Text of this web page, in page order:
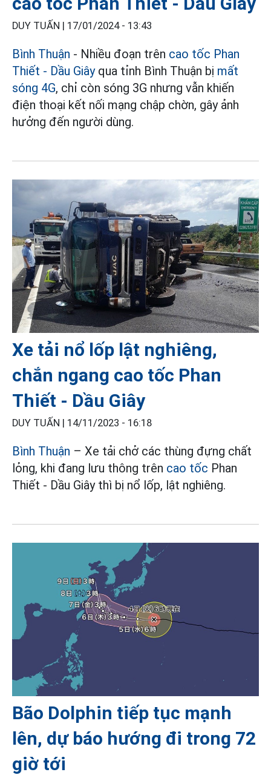
DUY TUẤN | 17/01/2024 - 13:43
Bình Thuận - Nhiều đoạn trên cao tốc Phan
Thiết - Dầu Giâyqua tỉnh Bình Thuận bị mất
sóng 4G, chỉ còn sóng 3G nhưng vẫn khiến
điện thoại kết nối mạng chập chờn, gây ảnh
hưởng đến người dùng.
Xe tải nổ lốp lật nghiêng,
chắn ngang cao tốc Phan
Thiết - Dầu Giây
DUY TUẤN | 14/11/2023 - 16:18
Bình Thuận – Xe tải chở các thùng đựng chất
lỏng, khi đang lưu thông trên cao tốc Phan
Thiết - Dầu Giây thì bị nổ lốp, lật nghiêng.
Bão Dolphin tiếp tục mạnh
lên, dự báo hướng đi trong 72
giờ tới